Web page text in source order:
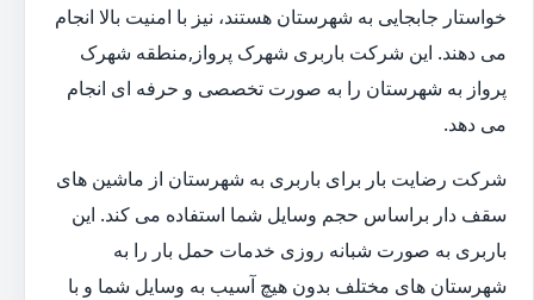
خواستار جابجایی به شهرستان هستند، نیز با امنیت بالا انجام
می دهند. این شرکت باربری شهرک پرواز,منطقه شهرک
پرواز به شهرستان را به صورت تخصصی و حرفه ای انجام
می دهد.
شرکت رضایت بار برای باربری به شهرستان از ماشین های
سقف دار براساس حجم وسایل شما استفاده می کند. این
باربری به صورت شبانه روزی خدمات حمل بار را به
شهرستان های مختلف بدون هیچ آسیب به وسایل شما و با